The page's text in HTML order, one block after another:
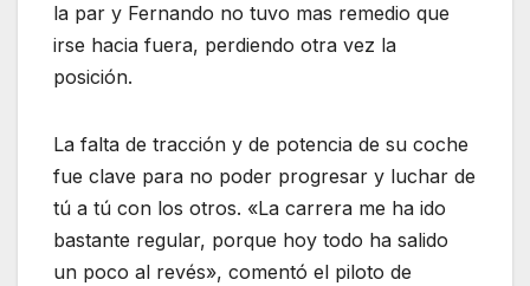
la par y Fernando no tuvo mas remedio que
irse hacia fuera, perdiendo otra vez la
posición.
La falta de tracción y de potencia de su coche
fue clave para no poder progresar y luchar de
tú a tú con los otros. «La carrera me ha ido
bastante regular, porque hoy todo ha salido
un poco al revés», comentó el piloto de